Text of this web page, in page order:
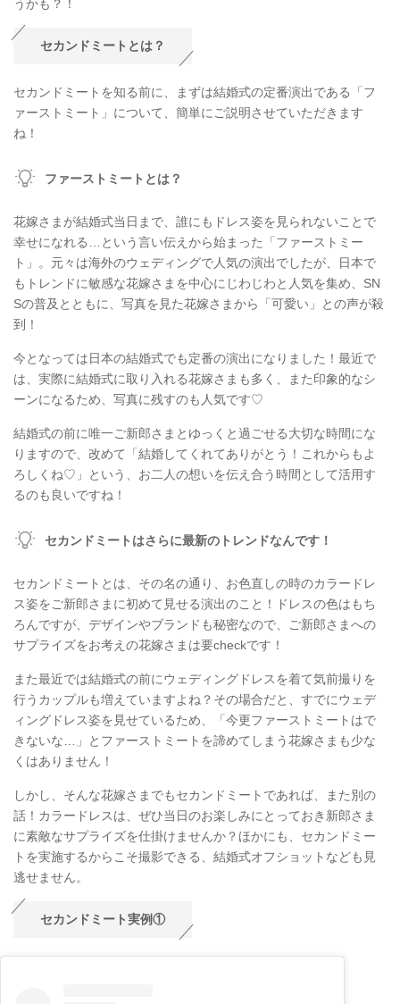
うかも？！
セカンドミートとは？
セカンドミートを知る前に、まずは結婚式の定番演出である「フ
ァーストミート」について、簡単にご説明させていただきます
ね！
ファーストミートとは？
花嫁さまが結婚式当日まで、誰にもドレス姿を見られないことで
幸せになれる…という言い伝えから始まった「ファーストミー
ト」。元々は海外のウェディングで人気の演出でしたが、日本で
もトレンドに敏感な花嫁さまを中心にじわじわと人気を集め、SN
Sの普及とともに、写真を見た花嫁さまから「可愛い」との声が殺
到！
今となっては日本の結婚式でも定番の演出になりました！最近で
は、実際に結婚式に取り入れる花嫁さまも多く、また印象的なシ
ーンになるため、写真に残すのも人気です♡
結婚式の前に唯一ご新郎さまとゆっくと過ごせる大切な時間にな
りますので、改めて「結婚してくれてありがとう！これからもよ
ろしくね♡」という、お二人の想いを伝え合う時間として活用す
るのも良いですね！
セカンドミートはさらに最新のトレンドなんです！
セカンドミートとは、その名の通り、お色直しの時のカラードレ
ス姿をご新郎さまに初めて見せる演出のこと！ドレスの色はもち
ろんですが、デザインやブランドも秘密なので、ご新郎さまへの
サプライズをお考えの花嫁さまは要checkです！
また最近では結婚式の前にウェディングドレスを着て気前撮りを
行うカップルも増えていますよね？その場合だと、すでにウェデ
ィングドレス姿を見せているため、「今更ファーストミートはで
きないな…」とファーストミートを諦めてしまう花嫁さまも少な
くはありません！
しかし、そんな花嫁さまでもセカンドミートであれば、また別の
話！カラードレスは、ぜひ当日のお楽しみにとっておき新郎さま
に素敵なサプライズを仕掛けませんか？ほかにも、セカンドミー
トを実施するからこそ撮影できる、結婚式オフショットなども見
逃せません。
セカンドミート実例①